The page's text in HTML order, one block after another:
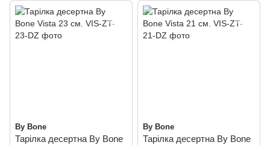
By Bone
Тарілка десертна By Bone
By Bone
Тарілка десертна By Bone